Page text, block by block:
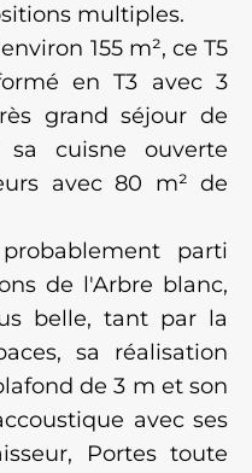
multiples.
155 m², ce T5
en T3 avec 3
grand séjour de
cuisne ouverte
avec 80 m² de
parti
de l'Arbre blanc,
belle, tant par la
sa réalisation
de 3 m et son
avec ses
Portes toute